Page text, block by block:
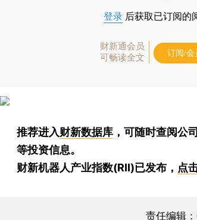
登录 后获取已订阅的
财新通会员
可畅读全文
订阅/会
推荐进入财新数据库 ，可随时查阅公
等投资信息。
财新机器人产业指数(RII)已发布， 点
责任编辑